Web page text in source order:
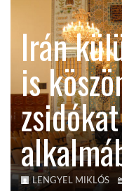
LATIN-AMERIKA
KÖZEL-KELET
AUSZTRÁLIA
A VILÁG ITTHON
MÉDIA
Irán
is
LENGYEL MIKLÓS